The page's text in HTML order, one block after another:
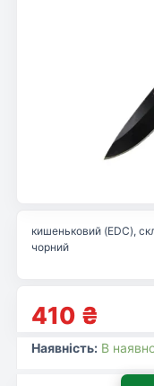
410 ₴
кишеньковий (EDC),
чорний
Наявність: В